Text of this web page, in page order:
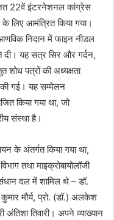
22वें इंटरनेशनल कांग्रेस
लिए आमंत्रित किया गया।
निदान में फाइन नीडल
दी। यह सत्र सिर और गर्दन,
पत्रों की अध्यक्षता
की गई। यह सम्मेलन
किया गया था, जो
संस्था है।
के अंतर्गत किया गया था,
तथा माइक्रोबायोलॉजी
दल में शामिल थे – डॉ.
मौर्य, प्रो. (डॉ.) अलकेश
तिवारी। अपने व्याख्यान